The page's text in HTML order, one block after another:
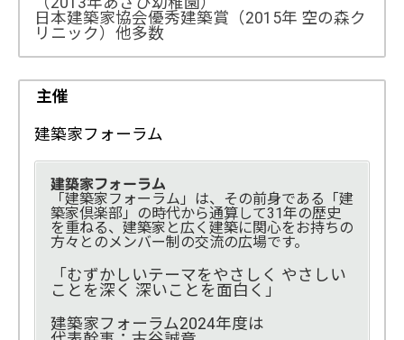
日本建築家協会優秀建築賞（2015年 空の森ク
リニック）他多数
主催
建築家フォーラム
建築家フォーラム
「建築家フォーラム」は、その前身である「建
築家倶楽部」の時代から通算して31年の歴史
を重ねる、建築家と広く建築に関心をお持ちの
方々とのメンバー制の交流の広場です。
「むずかしいテーマをやさしく やさしい
ことを深く 深いことを面白く」
建築家フォーラム2024年度は